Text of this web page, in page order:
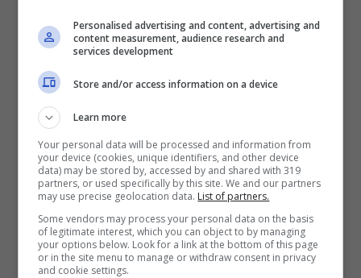
LEGGI ANCHE:La Virtus vince con orgoglio,
Maccabi battuto 78-73
Personalised advertising and content, advertising and
content measurement, audience research and
services development
Store and/or access information on a device
Learn more
Your personal data will be processed and information from
your device (cookies, unique identifiers, and other device
data) may be stored by, accessed by and shared with 319
partners, or used specifically by this site. We and our partners
may use precise geolocation data. List of partners.
Some vendors may process your personal data on the basis
of legitimate interest, which you can object to by managing
your options below. Look for a link at the bottom of this page
or in the site menu to manage or withdraw consent in privacy
and cookie settings.